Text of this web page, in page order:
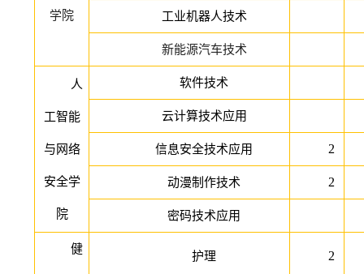
学院 工业机器人技术
新能源汽车技术
人
工智能
与网络
安全学
院
软件技术
云计算技术应用
信息安全技术应用 2
动漫制作技术 2
密码技术应用
健
护理 2